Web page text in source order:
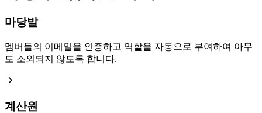
마당발
멤버들의 이메일을 인증하고 역할을 자동으로 부여하여 아무
도 소외되지 않도록 합니다.
계산원